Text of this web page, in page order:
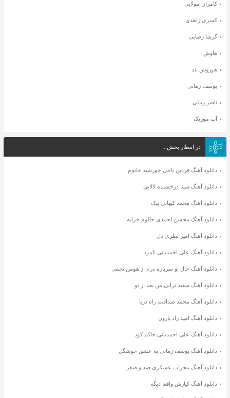
کامران مولایی
کسری زاهدی
گرشا رضایی
هاوش
هوروش بند
یوسف زمانی
ناصر زینلی
آپ موزیک
در انتظار پخش...
دانلود آهنگ فردین ناجی خورشید خانوم
دانلود آهنگ سینا درخشنده لالایی
دانلود آهنگ محمد کیهانی پیک
دانلود آهنگ محسن احمدی حالوم خرابه
دانلود آهنگ امیر نظری دل
دانلود آهنگ علی احمدیانی نامرد
دانلود آهنگ حال او سربازه درم از هومن نجفی
دانلود آهنگ سعید ترابی من بعد از تو
دانلود آهنگ محمد صداقت راه دریا
دانلود آهنگ امید راد بارون
دانلود آهنگ علی احمدیانی حاکم کود
دانلود آهنگ یوسف زمانی یه عشق خوشگل
دانلود آهنگ محراب عسکری صد و صفر
دانلود آهنگ کیارش واقعا دیگه